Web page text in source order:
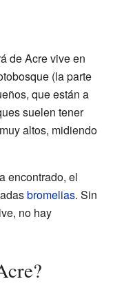
de Acre vive en
(la parte
que están a
suelen tener
altos, midiendo
encontrado, el
bromelias. Sin
no hay